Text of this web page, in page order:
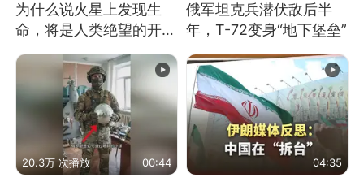
为什么说火星上发现生
命，将是人类绝望的开
始？
俄军坦克兵潜伏敌后半
年，T-72变身“地下堡垒”
20.3万 次播放 00:44 04:35